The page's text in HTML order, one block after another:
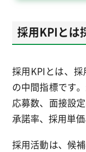
採用KPIとは
採用KPIとは、
の中間指標です
応募数、面接設
承諾率、採用単
採用活動は、候